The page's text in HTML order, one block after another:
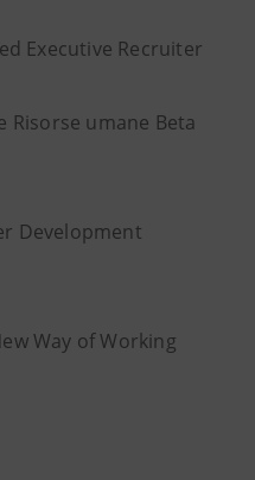
Executive Recruiter
Risorse umane Beta
Development
Way of Working